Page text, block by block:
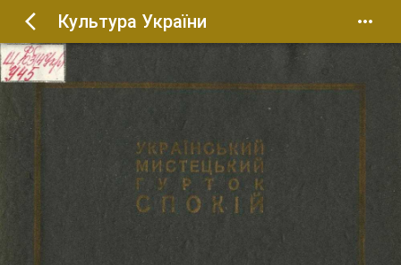
Культура України